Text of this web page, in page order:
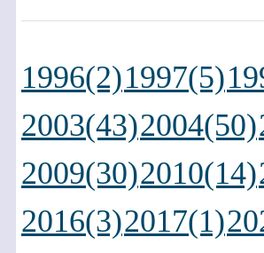
1996(2)1997(5)
2003(43)2004(50)
2009(30)2010(14)
2016(3)2017(1)